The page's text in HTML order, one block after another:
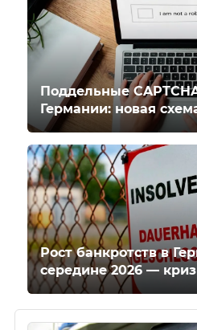
Поддельные
Германии: новая
Рост банкротств в
середине 2026 —